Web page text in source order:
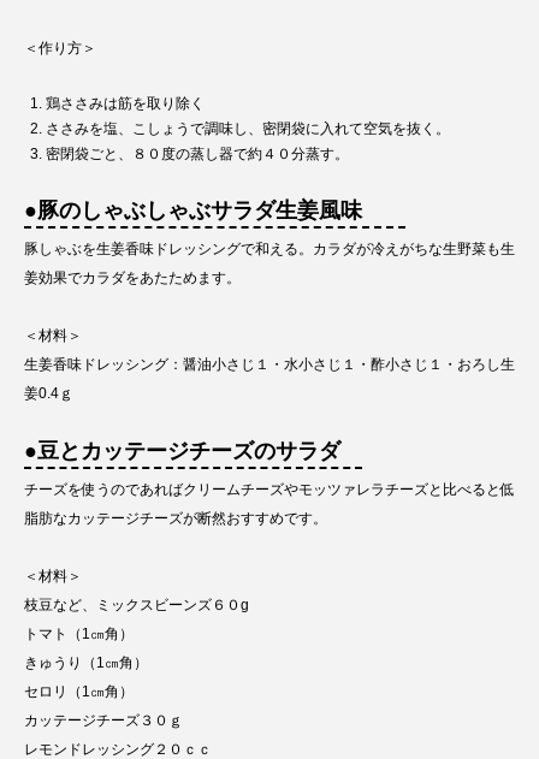
＜作り方＞
鶏ささみは筋を取り除く
ささみを塩、こしょうで調味し、密閉袋に入れて空気を抜く。
密閉袋ごと、８０度の蒸し器で約４０分蒸す。
●豚のしゃぶしゃぶサラダ生姜風味
豚しゃぶを生姜香味ドレッシングで和える。カラダが冷えがちな生野菜も生
姜効果でカラダをあたためます。
＜材料＞
生姜香味ドレッシング：醤油小さじ１・水小さじ１・酢小さじ１・おろし生
姜0.4ｇ
●豆とカッテージチーズのサラダ
チーズを使うのであればクリームチーズやモッツァレラチーズと比べると低
脂肪なカッテージチーズが断然おすすめです。
＜材料＞
枝豆など、ミックスビーンズ６０g
トマト（1㎝角）
きゅうり（1㎝角）
セロリ（1㎝角）
カッテージチーズ３０ｇ
レモンドレッシング２０ｃｃ